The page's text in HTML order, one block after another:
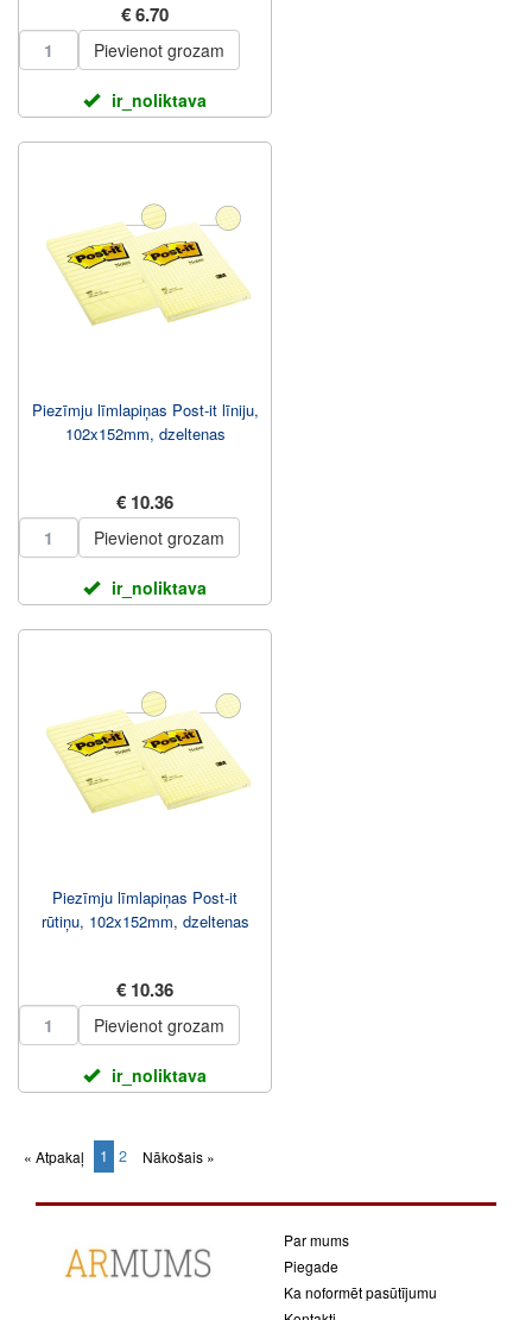
€ 6.70
Pievienot grozam
ir_noliktava
Piezīmju līmlapiņas Post-it līniju,
102x152mm, dzeltenas
€ 10.36
Pievienot grozam
ir_noliktava
Piezīmju līmlapiņas Post-it
rūtiņu, 102x152mm, dzeltenas
€ 10.36
Pievienot grozam
ir_noliktava
« Atpakaļ 1 (current)
2 Nākošais »
Par mums
Piegade
Ka noformēt pasūtījumu